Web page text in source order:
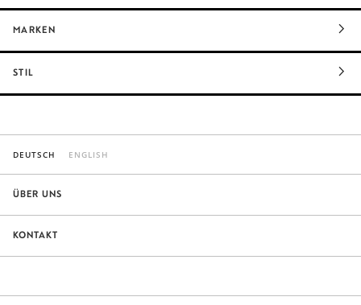
MARKEN
STIL
DEUTSCH ENGLISH
ÜBER UNS
KONTAKT